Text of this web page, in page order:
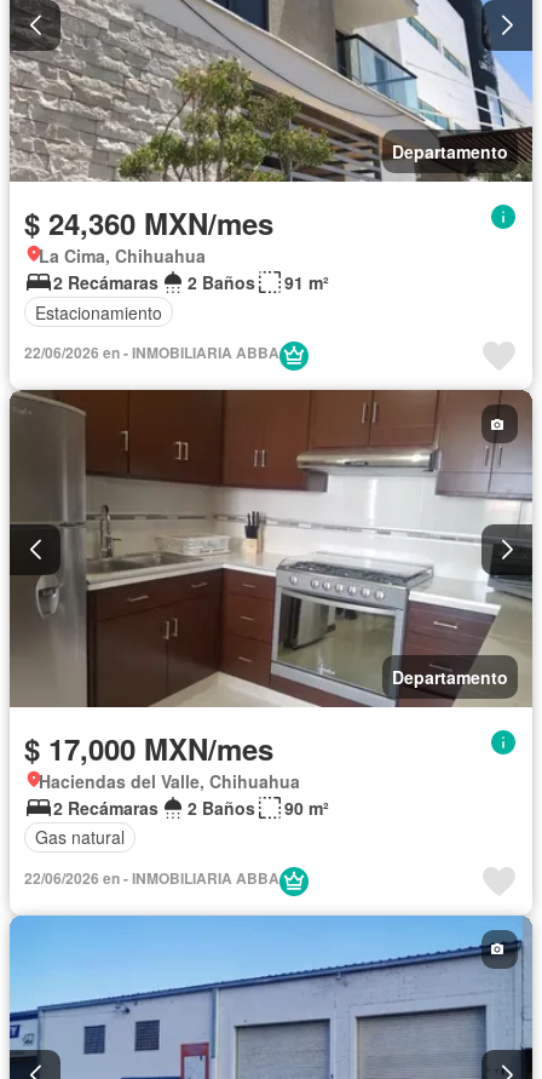
Departamento
$ 24,360 MXN/mes
La Cima, Chihuahua
2 Recámaras
2 Baños
91 m²
Estacionamiento
22/06/2026 en - INMOBILIARIA ABBA
Departamento
$ 17,000 MXN/mes
Haciendas del Valle, Chihuahua
2 Recámaras
2 Baños
90 m²
Gas natural
22/06/2026 en - INMOBILIARIA ABBA